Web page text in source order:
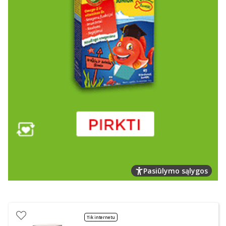
Pasiūlymo sąlygos
Tik internetu